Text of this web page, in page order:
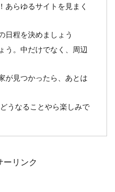
あらゆるサイトを見まく
日程を決めましょう
う。中だけでなく、周辺
が見つかったら、あとは
うなることやら楽しみで
ーリンク